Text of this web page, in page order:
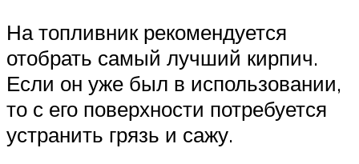
На топливник рекомендуется
отобрать самый лучший кирпич.
Если он уже был в использовании,
то с его поверхности потребуется
устранить грязь и сажу.